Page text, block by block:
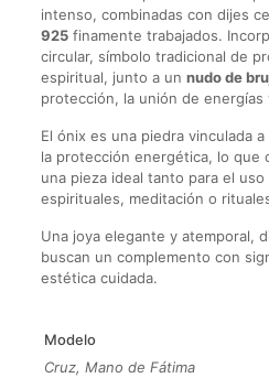
intenso, combinadas con dijes
925finamente trabajados.
circular, símbolo tradicional de
espiritual, junto a un nudo de
protección, la unión de
El ónix es una piedra vinculada
la protección energética, lo que
una pieza ideal tanto para el
espirituales, meditación o
Una joya elegante y atemporal,
buscan un complemento con
estética cuidada.
Modelo
Cruz, Mano de Fátima